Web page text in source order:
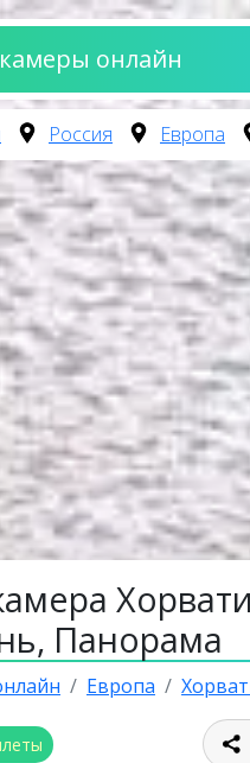
онлайн
Россия Европа
Панорама
Европа